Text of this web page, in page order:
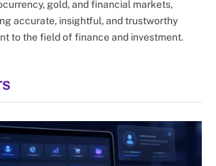
gold, and financial markets,
accurate, insightful, and trustworthy
to the field of finance and investment.